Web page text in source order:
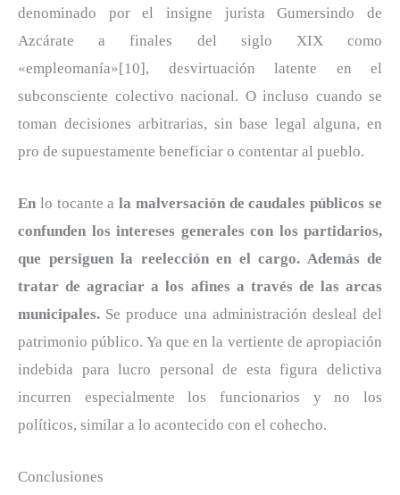
denominado por el insigne jurista Gumersindo de
Azcárate a finales del siglo XIX como
«empleomanía»[10], desvirtuación latente en el
subconsciente colectivo nacional. O incluso cuando se
toman decisiones arbitrarias, sin base legal alguna, en
pro de supuestamente beneficiar o contentar al pueblo.
En lo tocante ala malversación de caudales públicos se
confunden los intereses generales con los partidarios,
que persiguen la reelección en el cargo. Además de
tratar de agraciar a los afines a través de las arcas
municipales. Se produce una administración desleal del
patrimonio público. Ya que en la vertiente de apropiación
indebida para lucro personal de esta figura delictiva
incurren especialmente los funcionarios y no los
políticos, similar a lo acontecido con el cohecho.
Conclusiones